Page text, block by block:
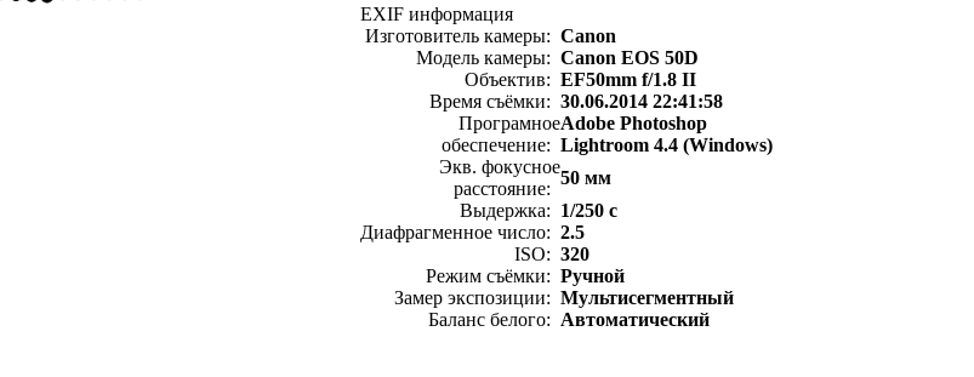
EXIF информация
Изготовитель камеры: Canon
Модель камеры: Canon EOS 50D
Объектив: EF50mm f/1.8 II
Время съёмки: 30.06.2014 22:41:58
Програмное
обеспечение:
Adobe Photoshop
Lightroom 4.4 (Windows)
Экв. фокусное
расстояние:
50 мм
Выдержка: 1/250 с
Диафрагменное число: 2.5
ISO: 320
Режим съёмки: Ручной
Замер экспозиции: Мультисегментный
Баланс белого: Автоматический